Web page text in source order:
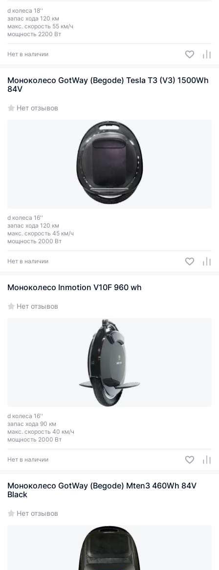
d колеса 18''
запас хода 120 км
макс. скорость 55 км/ч
мощность 2200 Вт
Нет в наличии
Моноколесо GotWay (Begode) Tesla T3 (V3) 1500Wh
84V
Нет отзывов
d колеса 16''
запас хода 120 км
макс. скорость 45 км/ч
мощность 2000 Вт
Нет в наличии
Моноколесо Inmotion V10F 960 wh
Нет отзывов
d колеса 16''
запас хода 90 км
макс. скорость 40 км/ч
мощность 2000 Вт
Нет в наличии
Моноколесо GotWay (Begode) Mten3 460Wh 84V
Black
Нет отзывов